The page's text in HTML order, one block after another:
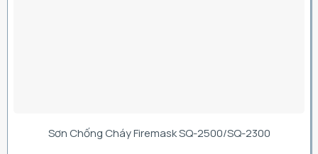
Sơn Chống Cháy Firemask SQ-2500/SQ-2300